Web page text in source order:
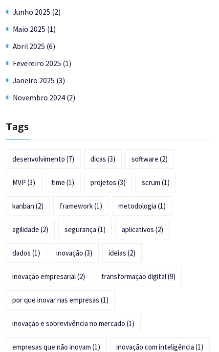
Junho 2025 (2)
Maio 2025 (1)
Abril 2025 (6)
Fevereiro 2025 (1)
Janeiro 2025 (3)
Novembro 2024 (2)
Tags
desenvolvimento (7) dicas (3) software (2)
MVP (3) time (1) projetos (3) scrum (1)
kanban (2) framework(1) metodologia (1)
agilidade (2) segurança (1) aplicativos (2)
dados (1) inovação (3) ideias (2)
inovação empresarial(2) transformação digital(9)
por que inovar nas empresas (1)
inovação e sobrevivência no mercado (1)
empresas que não inovam (1) inovação com inteligência (1)